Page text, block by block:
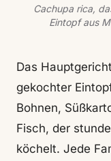
Cachupa rica,
Eintopf aus
Das
gekochter
Bohnen,
Fisch, der
köchelt. Jede